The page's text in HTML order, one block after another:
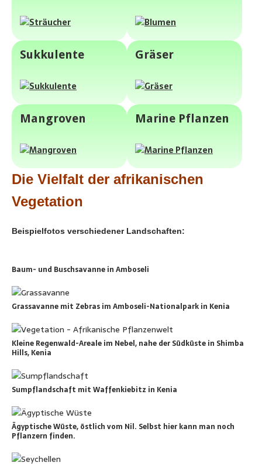
Sukkulente Gräser
Mangroven Marine Pflanzen
Die Vielfalt der afrikanischen
Vegetation
Beispielfotos verschiedener Landschaften:
Baum- und Buschsavanne in Amboseli
Grassavanne mit Zebras im Amboseli-Nationalpark in Kenia
Kleine Regenwald-Areale im Nebel, nahe der Südküste in Shimba
Hills, Kenia
Sumpflandschaft mit Waffenkiebitz in Kenia
Ägyptische Wüste, östlich vom Nil. Selbst hier kann man noch
Pflanzern finden.